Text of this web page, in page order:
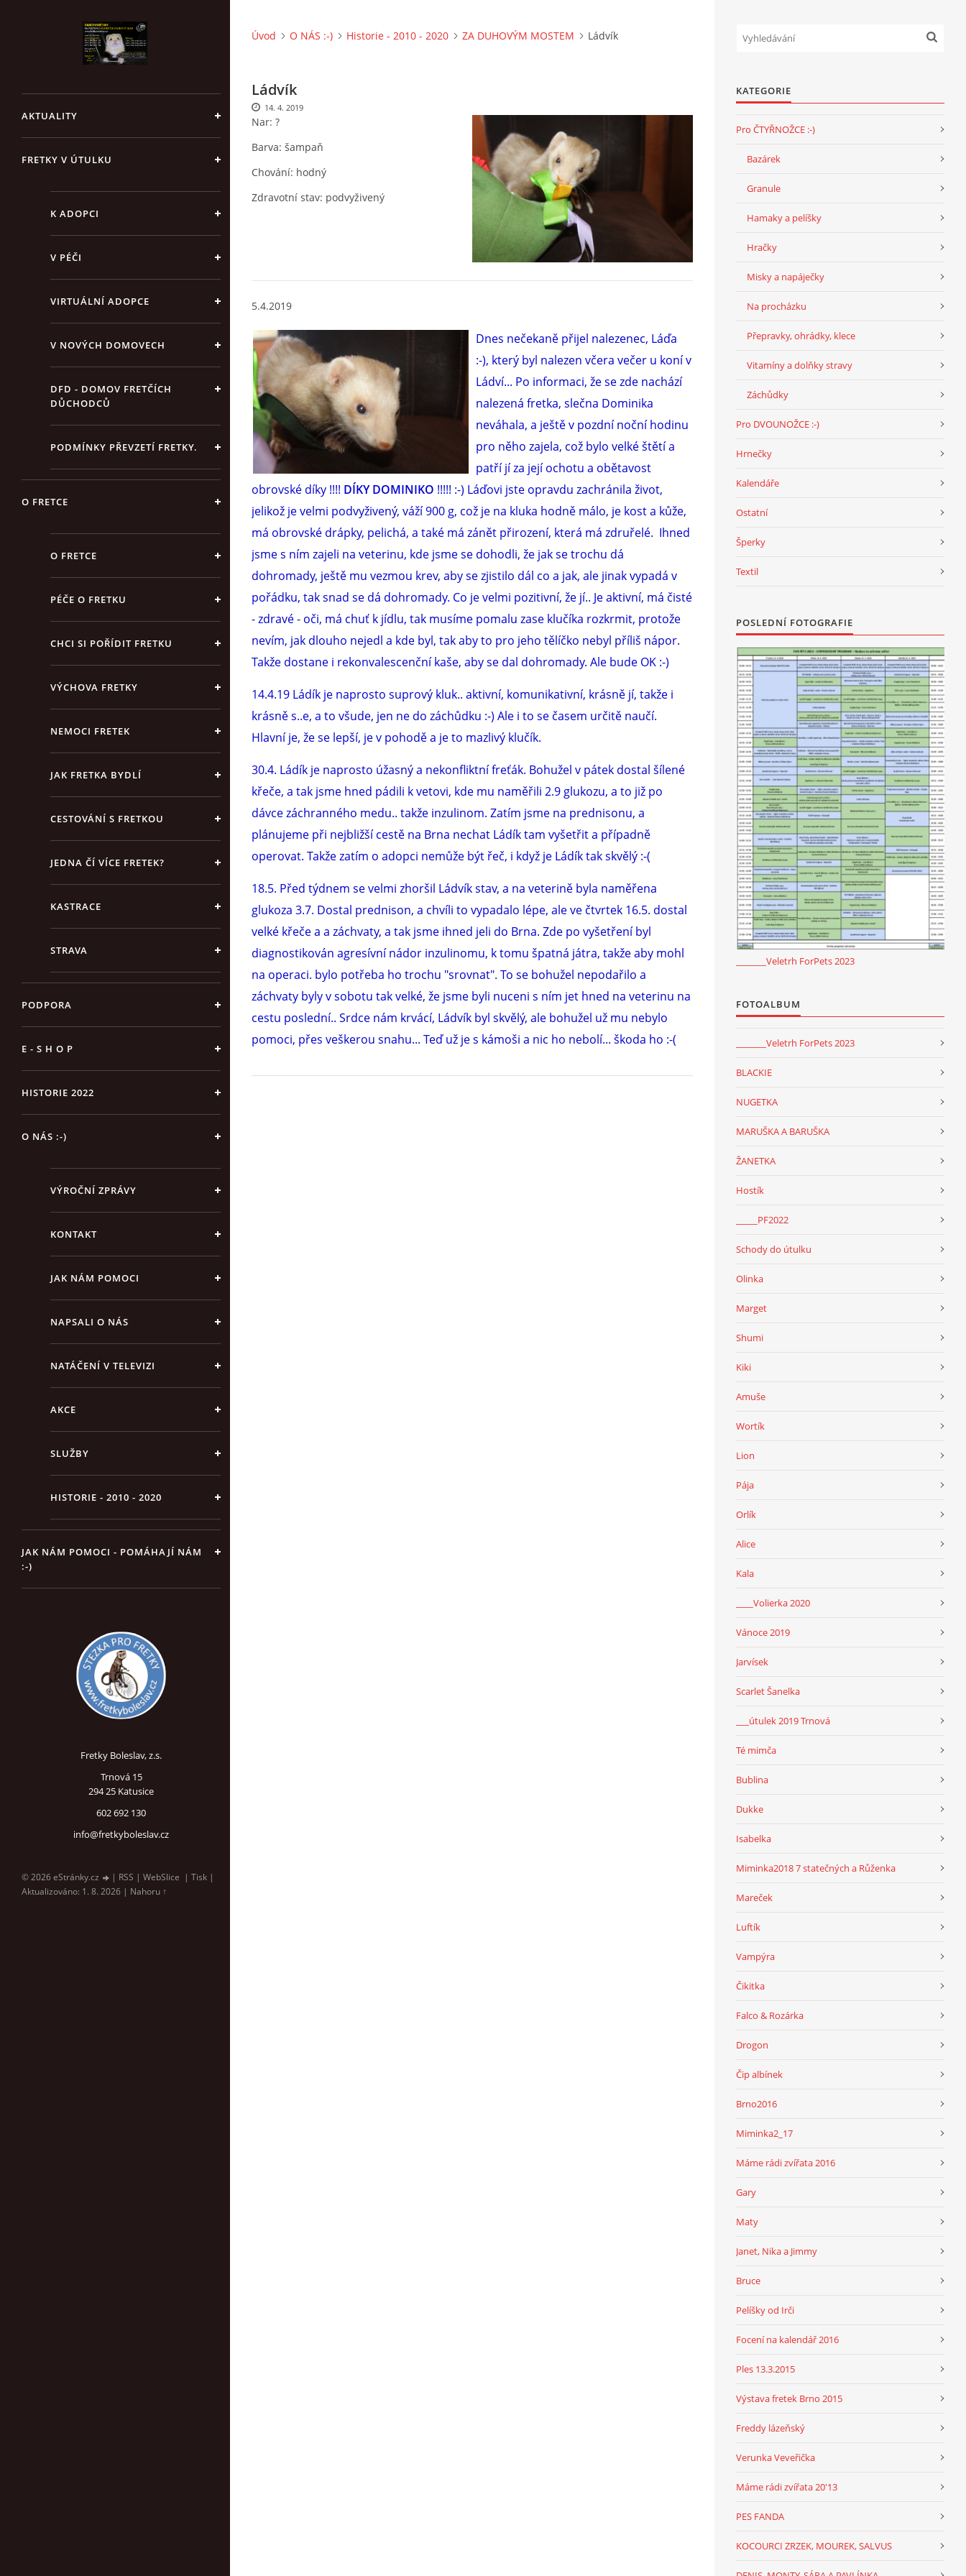
AKTUALITY
FRETKY V ÚTULKU
K ADOPCI
V PÉČI
VIRTUÁLNÍ ADOPCE
V NOVÝCH DOMOVECH
DFD - DOMOV FRETČÍCH
DŮCHODCŮ
PODMÍNKY PŘEVZETÍ FRETKY.
O FRETCE
O FRETCE
PÉČE O FRETKU
CHCI SI POŘÍDIT FRETKU
VÝCHOVA FRETKY
NEMOCI FRETEK
JAK FRETKA BYDLÍ
CESTOVÁNÍ S FRETKOU
JEDNA ČÍ VÍCE FRETEK?
KASTRACE
STRAVA
PODPORA
E - S H O P
HISTORIE 2022
O NÁS :-)
VÝROČNÍ ZPRÁVY
KONTAKT
JAK NÁM POMOCI
NAPSALI O NÁS
NATÁČENÍ V TELEVIZI
AKCE
SLUŽBY
HISTORIE - 2010 - 2020
JAK NÁM POMOCI - POMÁHAJÍ NÁM
:-)
Fretky Boleslav, z.s.
Trnová 15
294 25 Katusice
602 692 130
info@fretkyboleslav.cz
© 2026 eStránky.cz | RSS | WebSlice | Tisk |
Aktualizováno: 1. 8. 2026 | Nahoru ↑
Úvod O NÁS :-) Historie - 2010 - 2020 ZA DUHOVÝM MOSTEM Ládvík
Ládvík
Nar: ?
Barva: šampaň
Chování: hodný
Zdravotní stav: podvyživený
14. 4. 2019
5.4.2019
Dnes nečekaně přijel nalezenec, Láďa
:-), který byl nalezen včera večer u koní v
Ládví... Po informaci, že se zde nachází
nalezená fretka, slečna Dominika
neváhala, a ještě v pozdní noční hodinu
pro něho zajela, což bylo velké štětí a
patří jí za její ochotu a obětavost
obrovské díky !!!! DÍKY DOMINIKO !!!!! :-) Láďovi jste opravdu zachránila život,
jelikož je velmi podvyživený, váží 900 g, což je na kluka hodně málo, je kost a kůže,
má obrovské drápky, pelichá, a také má zánět přirození, která má zdruřelé. Ihned
jsme s ním zajeli na veterinu, kde jsme se dohodli, že jak se trochu dá
dohromady, ještě mu vezmou krev, aby se zjistilo dál co a jak, ale jinak vypadá v
pořádku, tak snad se dá dohromady. Co je velmi pozitivní, že jí.. Je aktivní, má čisté
- zdravé - oči, má chuť k jídlu, tak musíme pomalu zase klučíka rozkrmit, protože
nevím, jak dlouho nejedl a kde byl, tak aby to pro jeho tělíčko nebyl příliš nápor.
Takže dostane i rekonvalescenční kaše, aby se dal dohromady. Ale bude OK :-)
14.4.19 Ládík je naprosto suprový kluk.. aktivní, komunikativní, krásně jí, takže i
krásně s..e, a to všude, jen ne do záchůdku :-) Ale i to se časem určitě naučí.
Hlavní je, že se lepší, je v pohodě a je to mazlivý klučík.
30.4. Ládík je naprosto úžasný a nekonfliktní freťák. Bohužel v pátek dostal šílené
křeče, a tak jsme hned pádili k vetovi, kde mu naměřili 2.9 glukozu, a to již po
dávce záchranného medu.. takže inzulinom. Zatím jsme na prednisonu, a
plánujeme při nejbližší cestě na Brna nechat Ládík tam vyšetřit a případně
operovat. Takže zatím o adopci nemůže být řeč, i když je Ládík tak skvělý :-(
18.5. Před týdnem se velmi zhoršil Ládvík stav, a na veterině byla naměřena
glukoza 3.7. Dostal prednison, a chvíli to vypadalo lépe, ale ve čtvrtek 16.5. dostal
velké křeče a a záchvaty, a tak jsme ihned jeli do Brna. Zde po vyšetření byl
diagnostikován agresívní nádor inzulinomu, k tomu špatná játra, takže aby mohl
na operaci. bylo potřeba ho trochu "srovnat". To se bohužel nepodařilo a
záchvaty byly v sobotu tak velké, že jsme byli nuceni s ním jet hned na veterinu na
cestu poslední.. Srdce nám krvácí, Ládvík byl skvělý, ale bohužel už mu nebylo
pomoci, přes veškerou snahu... Teď už je s kámoši a nic ho nebolí... škoda ho :-(
KATEGORIE
Pro ČTYŘNOŽCE :-)
Bazárek
Granule
Hamaky a pelíšky
Hračky
Misky a napáječky
Na procházku
Přepravky, ohrádky, klece
Vitamíny a dolňky stravy
Záchůdky
Pro DVOUNOŽCE :-)
Hrnečky
Kalendáře
Ostatní
Šperky
Textil
POSLEDNÍ FOTOGRAFIE
_______Veletrh ForPets 2023
FOTOALBUM
_______Veletrh ForPets 2023
BLACKIE
NUGETKA
MARUŠKA A BARUŠKA
ŽANETKA
Hostík
_____PF2022
Schody do útulku
Olinka
Marget
Shumi
Kiki
Amuše
Wortík
Lion
Pája
Orlík
Alice
Kala
____Volierka 2020
Vánoce 2019
Jarvísek
Scarlet Šanelka
___útulek 2019 Trnová
Té mimča
Bublina
Dukke
Isabelka
Miminka2018 7 statečných a Růženka
Mareček
Luftík
Vampýra
Čikitka
Falco & Rozárka
Drogon
Čip albínek
Brno2016
Miminka2_17
Máme rádi zvířata 2016
Gary
Maty
Janet, Nika a Jimmy
Bruce
Pelíšky od Irči
Focení na kalendář 2016
Ples 13.3.2015
Výstava fretek Brno 2015
Freddy lázeňský
Verunka Veveřička
Máme rádi zvířata 20'13
PES FANDA
KOCOURCI ZRZEK, MOUREK, SALVUS